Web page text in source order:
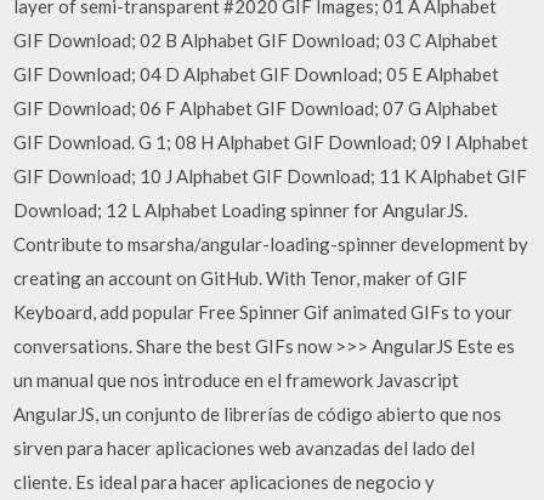
layer of semi-transparent #2020 GIF Images; 01 A Alphabet
GIF Download; 02 B Alphabet GIF Download; 03 C Alphabet
GIF Download; 04 D Alphabet GIF Download; 05 E Alphabet
GIF Download; 06 F Alphabet GIF Download; 07 G Alphabet
GIF Download. G 1; 08 H Alphabet GIF Download; 09 I Alphabet
GIF Download; 10 J Alphabet GIF Download; 11 K Alphabet GIF
Download; 12 L Alphabet Loading spinner for AngularJS.
Contribute to msarsha/angular-loading-spinner development by
creating an account on GitHub. With Tenor, maker of GIF
Keyboard, add popular Free Spinner Gif animated GIFs to your
conversations. Share the best GIFs now >>> AngularJS Este es
un manual que nos introduce en el framework Javascript
AngularJS, un conjunto de librerías de código abierto que nos
sirven para hacer aplicaciones web avanzadas del lado del
cliente. Es ideal para hacer aplicaciones de negocio y